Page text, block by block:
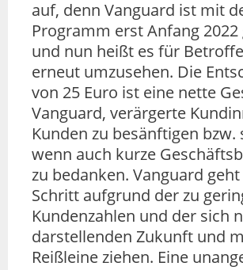
auf, denn Vanguard ist mit
Programm erst Anfang
und nun heißt es für
erneut umzusehen. Die
von 25 Euro ist eine nette
Vanguard, verärgerte
Kunden zu besänftigen
wenn auch kurze
zu bedanken. Vanguard
Schritt aufgrund der zu
Kundenzahlen und der sich
darstellenden Zukunft und
Reißleine ziehen. Eine